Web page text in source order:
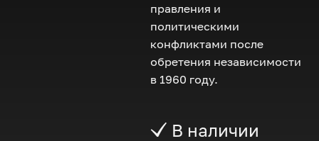
правления и
политическими
конфликтами после
обретения независимости
в 1960 году.
В наличии